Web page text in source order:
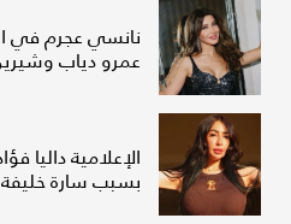
نانسي عجرم في
عمرو دياب
الإعلامية داليا
بسبب سارة خليفة